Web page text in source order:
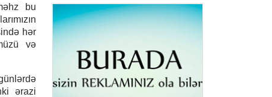
bu
hər
və
ərazi
17:55 "Fitch": ABB bu ilin IV rübünə
qədər Özbəkistanın "Davr Bank"ını
alacaq
Azərbaycanda xarici ölkələrin
informasiya şəbəkələrinə hücumlar
etməkdə şübhəli bilinən şəxslər